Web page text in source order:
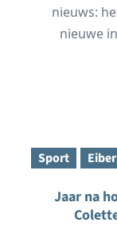
nieuws:
nieuwe
Sport
Jaar na